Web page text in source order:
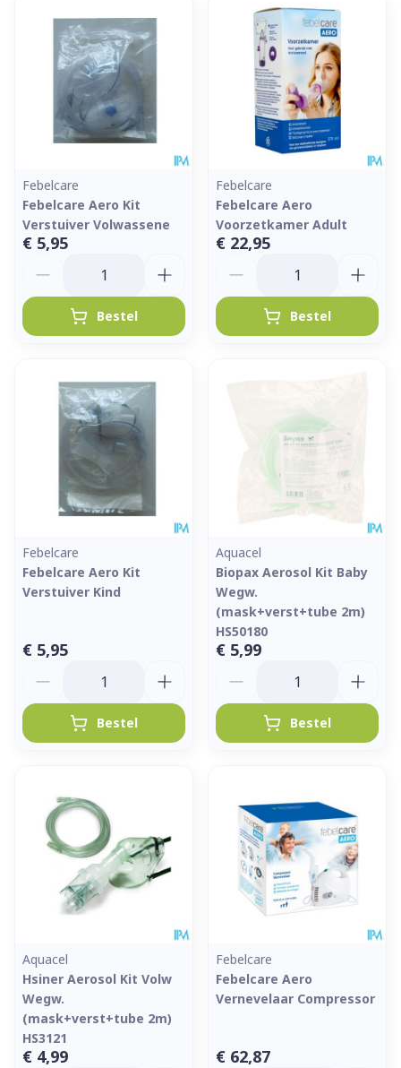
Febelcare
Febelcare Aero Kit
Verstuiver Volwassene
€ 5,95
Bestel
Febelcare
Febelcare Aero
Voorzetkamer Adult
€ 22,95
Bestel
Febelcare
Febelcare Aero Kit
Verstuiver Kind
€ 5,95
Bestel
Aquacel
Biopax Aerosol Kit Baby
Wegw.
(mask+verst+tube 2m)
HS50180
€ 5,99
Bestel
Aquacel
Hsiner Aerosol Kit Volw
Wegw.
(mask+verst+tube 2m)
HS3121
€ 4,99
Febelcare
Febelcare Aero
Vernevelaar Compressor
€ 62,87